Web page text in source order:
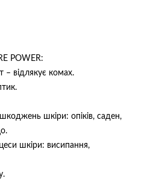
POWER:
– відлякує комах.
шкіри: опіків, саден,
шкіри: висипання,